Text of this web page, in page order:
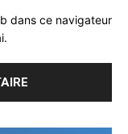
dans ce navigateur